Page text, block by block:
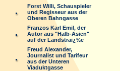
Forst Willi, Schauspieler
und Regisseur aus der
Oberen Bahngasse
Franzos Karl Emil, der
Autor aus "Halb-Asien"
auf der Landstraï¿½e
Freud Alexander,
Journalist und Tarifeur
aus der Unteren
Viaduktgasse